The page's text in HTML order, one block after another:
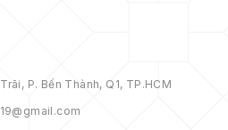
P. Bến Thành, Q1, TP.HCM